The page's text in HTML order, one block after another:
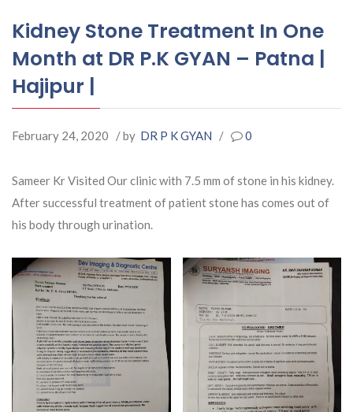
Kidney Stone Treatment In One
Month at DR P.K GYAN – Patna |
Hajipur |
February 24, 2020 / by DR P K GYAN / 0
Sameer Kr Visited Our clinic with 7.5 mm of stone in his kidney.
After successful treatment of patient stone has comes out of
his body through urination.